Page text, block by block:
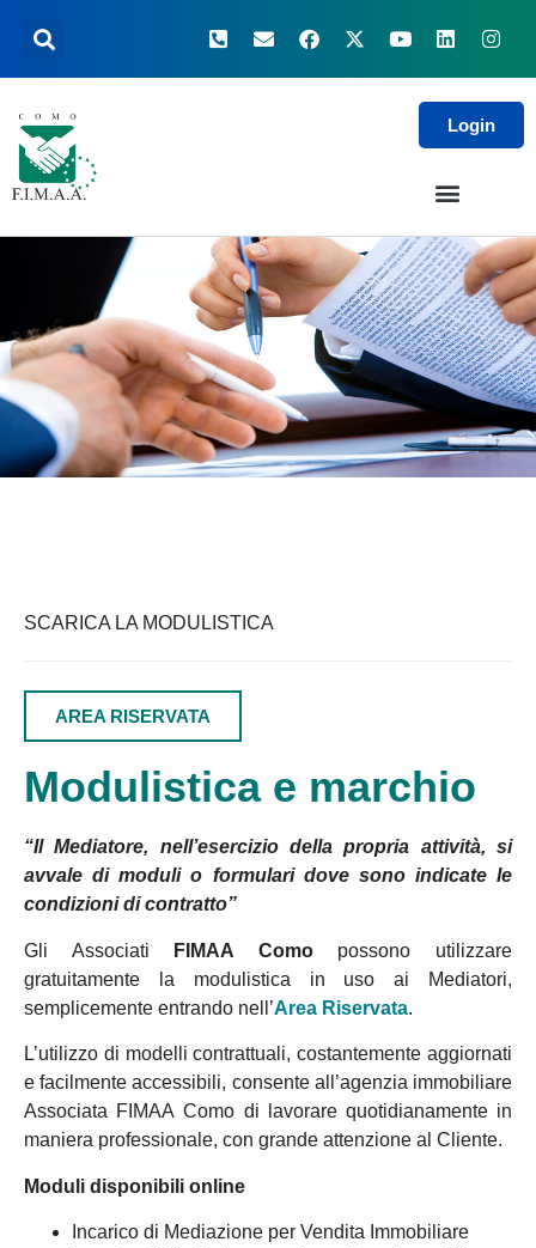
Login
Modulistica e marchio
“Il Mediatore, nell’esercizio della propria attività, si
avvale di moduli o formulari dove sono indicate le
condizioni di contratto”
Gli Associati FIMAA Como possono utilizzare
gratuitamente la modulistica in uso ai Mediatori,
semplicemente entrando nell’Area Riservata.
L’utilizzo di modelli contrattuali, costantemente aggiornati
e facilmente accessibili, consente all’agenzia immobiliare
Associata FIMAA Como di lavorare quotidianamente in
maniera professionale, con grande attenzione al Cliente.
Moduli disponibili online
Incarico di Mediazione per Vendita Immobiliare
SCARICA LA MODULISTICA
AREA RISERVATA